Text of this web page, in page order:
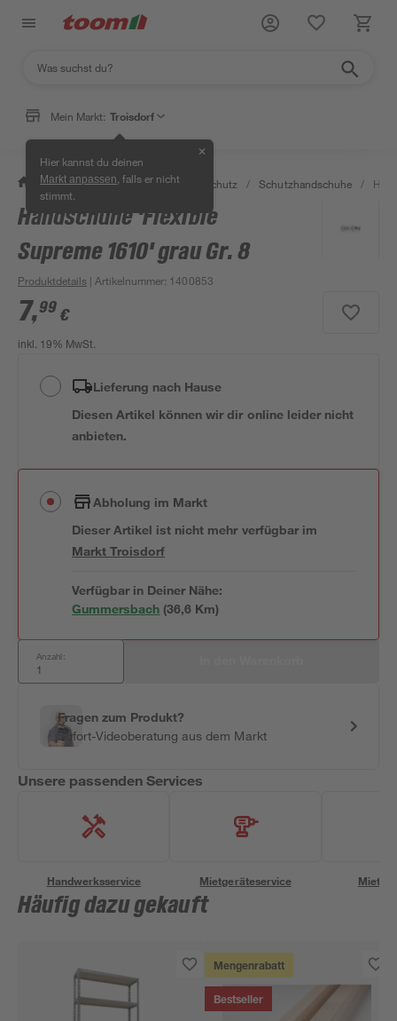
Mein Markt: Troisdorf
Hier kannst du deinen
Markt anpassen , falls er nicht
stimmt.
✕
/ Bauen & Renovieren / Arbeitsschutz / Schutzhandschuhe /
Handschuhe 'Flexible
Supreme 1610' grau Gr. 8
Produktdetails | Artikelnummer: 1400853
7,99 €
inkl. 19% MwSt.
Lieferung nach Hause
Diesen Artikel können wir dir online leider nicht
anbieten.
Abholung im Markt
Dieser Artikel ist nicht mehr verfügbar im
MarktTroisdorf
Verfügbar in Deiner Nähe:
Gummersbach (36,6 Km)
Anzahl:
Fragen zum Produkt?
Sofort-Videoberatung aus dem Markt
Unsere passenden Services
Handwerksservice Mietgeräteservice
Häufig dazu gekauft
Mengenrabatt
Bestseller